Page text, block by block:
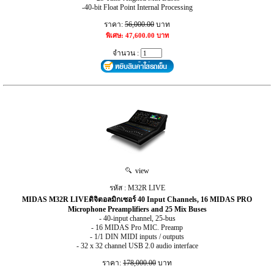
-40-bit Float Point Internal Processing
ราคา: 56,000.00 บาท
พิเศษ: 47,600.00 บาท
จำนวน :
view
รหัส : M32R LIVE
MIDAS M32R LIVEดิจิตอลมิกเซอร์ 40 Input Channels, 16 MIDAS PRO
Microphone Preamplifiers and 25 Mix Buses
- 40-input channel, 25-bus
- 16 MIDAS Pro MIC. Preamp
- 1/1 DIN MIDI inputs / outputs
- 32 x 32 channel USB 2.0 audio interface
ราคา: 178,000.00 บาท